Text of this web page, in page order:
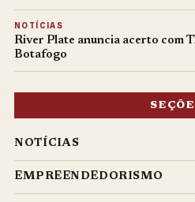
NOTÍCIAS
River Plate anuncia acerto com
Botafogo
NOTÍCIAS
EMPREENDEDORISMO